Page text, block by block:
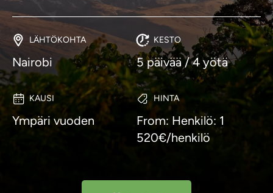
LÄHTÖKOHTA
Nairobi
KESTO
5 päivää / 4 yötä
KAUSI
Ympäri vuoden
HINTA
From: Henkilö: 1
520€/henkilö